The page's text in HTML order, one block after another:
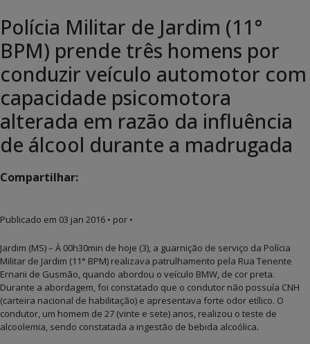
Polícia Militar de Jardim (11°
BPM) prende três homens por
conduzir veículo automotor com
capacidade psicomotora
alterada em razão da influência
de álcool durante a madrugada
Compartilhar:
Publicado em 03 jan 2016 • por •
Jardim (MS) – À 00h30min de hoje (3), a guarnição de serviço da Polícia
Militar de Jardim (11° BPM) realizava patrulhamento pela Rua Tenente
Ernani de Gusmão, quando abordou o veículo BMW, de cor preta.
Durante a abordagem, foi constatado que o condutor não possuía CNH
(carteira nacional de habilitação) e apresentava forte odor etílico. O
condutor, um homem de 27 (vinte e sete) anos, realizou o teste de
alcoolemia, sendo constatada a ingestão de bebida alcoólica.